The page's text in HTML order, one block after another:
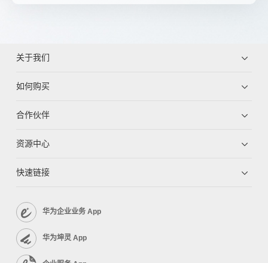
关于我们
如何购买
合作伙伴
资源中心
快速链接
华为企业业务 App
华为坤灵 App